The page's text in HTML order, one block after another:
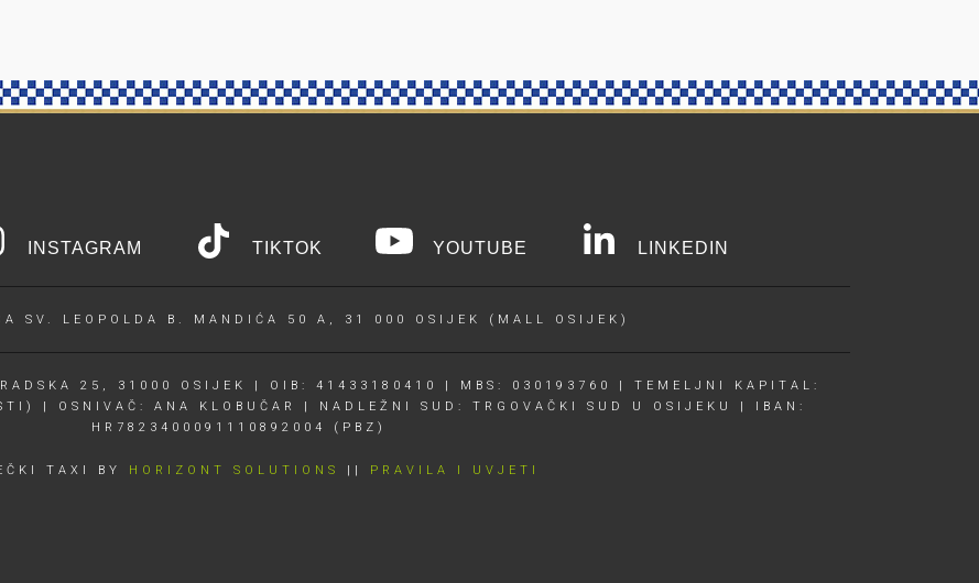
INSTAGRAM TIKTOK YOUTUBE LINKEDIN
SV. LEOPOLDA B. MANDIĆA 50 A, 31 000 OSIJEK (MALL OSIJEK)
25, 31000 OSIJEK | OIB: 41433180410 | MBS: 030193760 | TEMELJNI KAPITAL:
| OSNIVAČ: ANA KLOBUČAR | NADLEŽNI SUD: TRGOVAČKI SUD U OSIJEKU | IBAN:
HR7823400091110892004 (PBZ)
TAXI BY HORIZONT SOLUTIONS || PRAVILA I UVJETI